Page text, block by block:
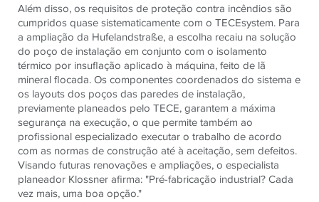
Além disso, os requisitos de proteção contra incêndios são
cumpridos quase sistematicamente com o TECEsystem. Para
a ampliação da Hufelandstraße, a escolha recaiu na solução
do poço de instalação em conjunto com o isolamento
térmico por insuflação aplicado à máquina, feito de lã
mineral flocada. Os componentes coordenados do sistema e
os layouts dos poços das paredes de instalação,
previamente planeados pelo TECE, garantem a máxima
segurança na execução, o que permite também ao
profissional especializado executar o trabalho de acordo
com as normas de construção até à aceitação, sem defeitos.
Visando futuras renovações e ampliações, o especialista
planeador Klossner afirma: "Pré-fabricação industrial? Cada
vez mais, uma boa opção."